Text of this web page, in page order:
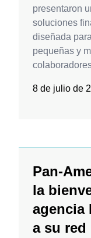
presentaron
soluciones
diseñada
pequeñas y
8 de julio de
Pan-
la
agencia
a su red